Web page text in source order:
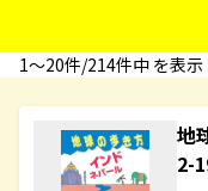
1〜20件/214件中 を表示
地
2-